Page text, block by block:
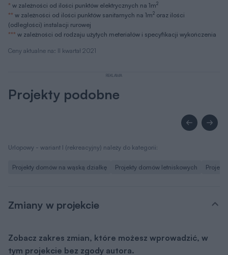
Ceny aktualne na: II kwartał 2021
* w zależności od ilości punktów elektrycznych na 1m2
** w zależności od ilości punktów sanitarnych na 1m2 oraz ilości
(odległości) instalacji rurowej
*** w zależności od rodzaju użytych meteriałów i specyfikacji wykończenia
REKLAMA
Projekty podobne
Urlopowy - wariant I (rekreacyjny) należy do kategorii:
Projekty domów na wąską działkę Projekty domów letniskowych
Zmiany w projekcie
Zobacz zakres zmian, które możesz wprowadzić, w
tym projekcie bez zgody autora.